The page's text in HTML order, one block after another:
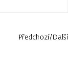
Předchozí/Další